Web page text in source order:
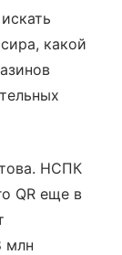
какой
НСПК
QR еще в
млн